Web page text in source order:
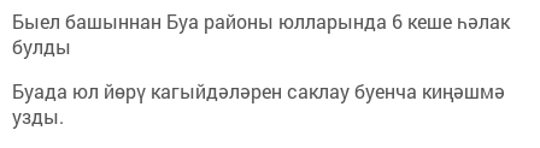
Быел башыннан Буа районы юлларында 6 кеше һәлак
булды
Буада юл йөрү кагыйдәләрен саклау буенча киңәшмә
узды.